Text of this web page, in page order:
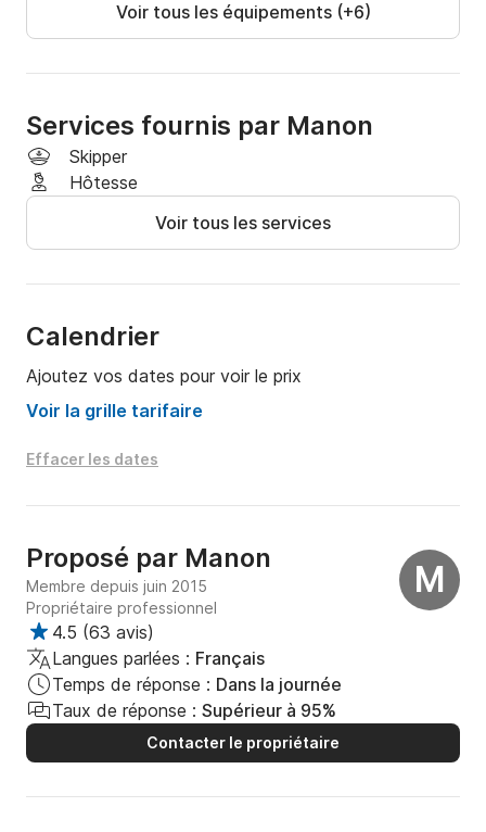
Voir tous les équipements (+6)
Services fournis par Manon
Skipper
Hôtesse
Voir tous les services
Calendrier
Ajoutez vos dates pour voir le prix
Voir la grille tarifaire
Effacer les dates
M
Proposé par Manon
Membre depuis juin 2015
Propriétaire professionnel
4.5 (63 avis)
Langues parlées : Français
Temps de réponse : Dans la journée
Taux de réponse : Supérieur à 95%
Contacter le propriétaire